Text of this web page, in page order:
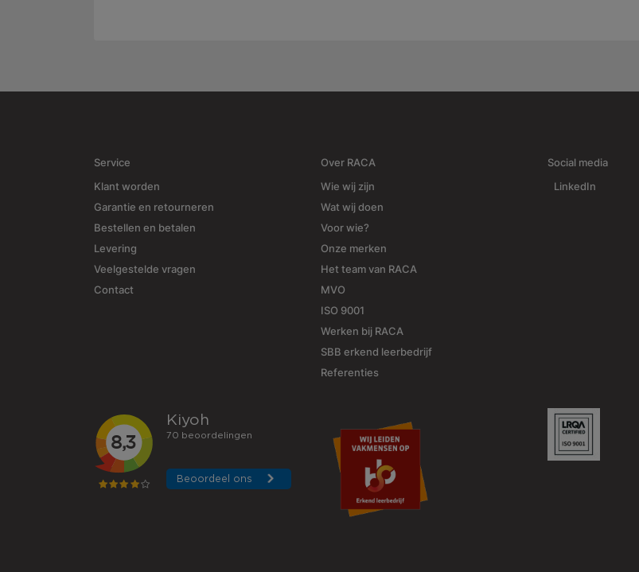
Service
Klant worden
Garantie en retourneren
Bestellen en betalen
Levering
Veelgestelde vragen
Contact
Over RACA
Wie wij zijn
Wat wij doen
Voor wie?
Onze merken
Het team van RACA
MVO
ISO 9001
Werken bij RACA
SBB erkend leerbedrijf
Referenties
Social media
LinkedIn